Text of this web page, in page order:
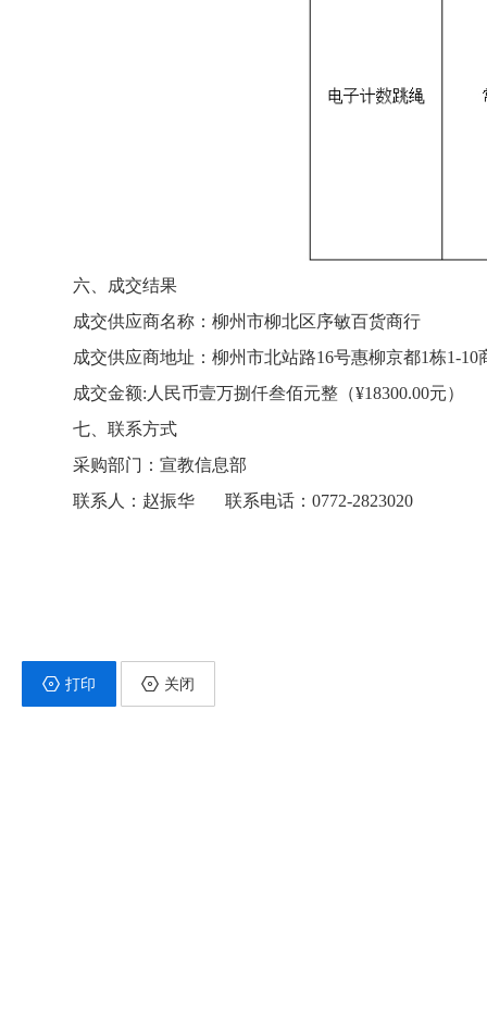
六、成交结果
成交供应商名称：柳州市柳北区序敏百货商行
成交供应商地址：柳州市北站路16号惠柳京都1栋1-10
成交金额:人民币壹万捌仟叁佰元整（¥18300.00元）
七、联系方式
采购部门：宣教信息部
联系人：赵振华 联系电话：0772-2823020
打印 关闭